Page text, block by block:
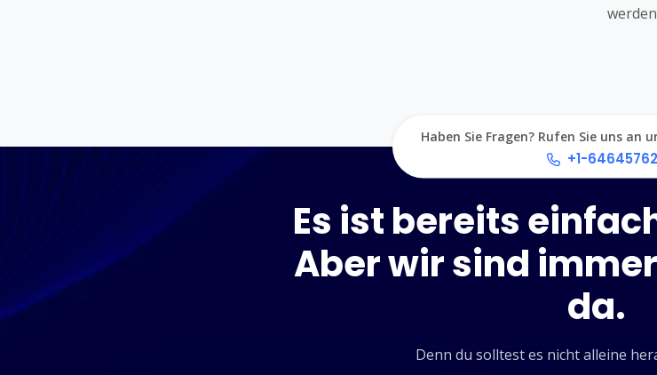
werden
Haben Sie Fragen? Rufen Sie uns an
+1-
Es ist bereits
Aber wir sind
da.
Denn du solltest es nicht alleine